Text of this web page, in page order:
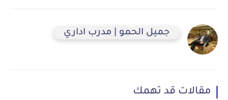
جميل الحمو | مدرب اداري
مقالات قد تهمك